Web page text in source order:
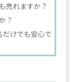
売れますか？
？
だけでも安心で